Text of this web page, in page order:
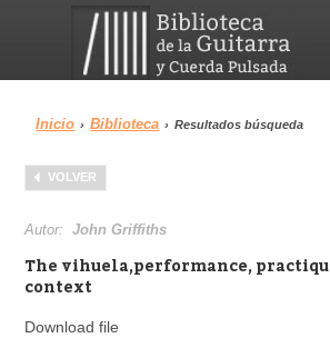
Menu
Biblioteca
Inicio › Biblioteca › Resultados búsqueda
VOLVER
Autor:John Griffiths
The vihuela,performance,
context
Download file